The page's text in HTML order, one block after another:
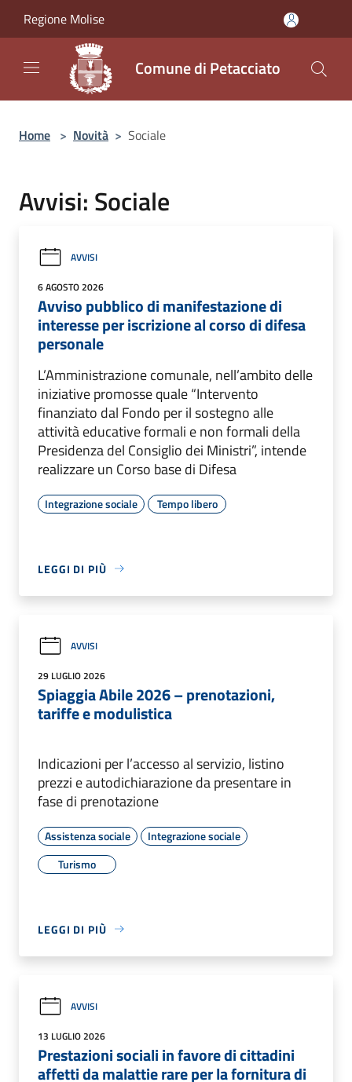
Regione Molise
Comune di Petacciato
Home > Novità > Sociale
Avvisi: Sociale
AVVISI
6 AGOSTO 2026
Avviso pubblico di manifestazione di
interesse per iscrizione al corso di difesa
personale
L’Amministrazione comunale, nell’ambito delle
iniziative promosse quale “Intervento
finanziato dal Fondo per il sostegno alle
attività educative formali e non formali della
Presidenza del Consiglio dei Ministri”, intende
realizzare un Corso base di Difesa
Integrazione sociale Tempo libero
LEGGI DI PIÙ
AVVISI
29 LUGLIO 2026
Spiaggia Abile 2026 – prenotazioni,
tariffe e modulistica
Indicazioni per l’accesso al servizio, listino
prezzi e autodichiarazione da presentare in
fase di prenotazione
Assistenza sociale
Integrazione sociale
Turismo
LEGGI DI PIÙ
AVVISI
13 LUGLIO 2026
Prestazioni sociali in favore di cittadini
affetti da malattie rare per la fornitura di